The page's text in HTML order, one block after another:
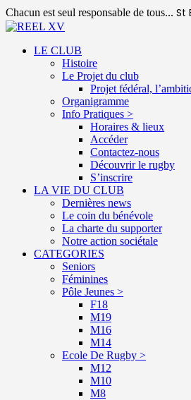
Chacun est seul responsable de tous... St
LE CLUB
Histoire
Le Projet du club
Projet fédéral,
Organigramme
Info Pratiques >
Horaires & lieux
Accéder
Contactez-nous
Découvrir le rugby
S’inscrire
LA VIE DU CLUB
Dernières news
Le coin du bénévole
La charte du supporter
Notre action sociétale
CATEGORIES
Seniors
Féminines
Pôle Jeunes >
F18
M19
M16
M14
Ecole De Rugby >
M12
M10
M8